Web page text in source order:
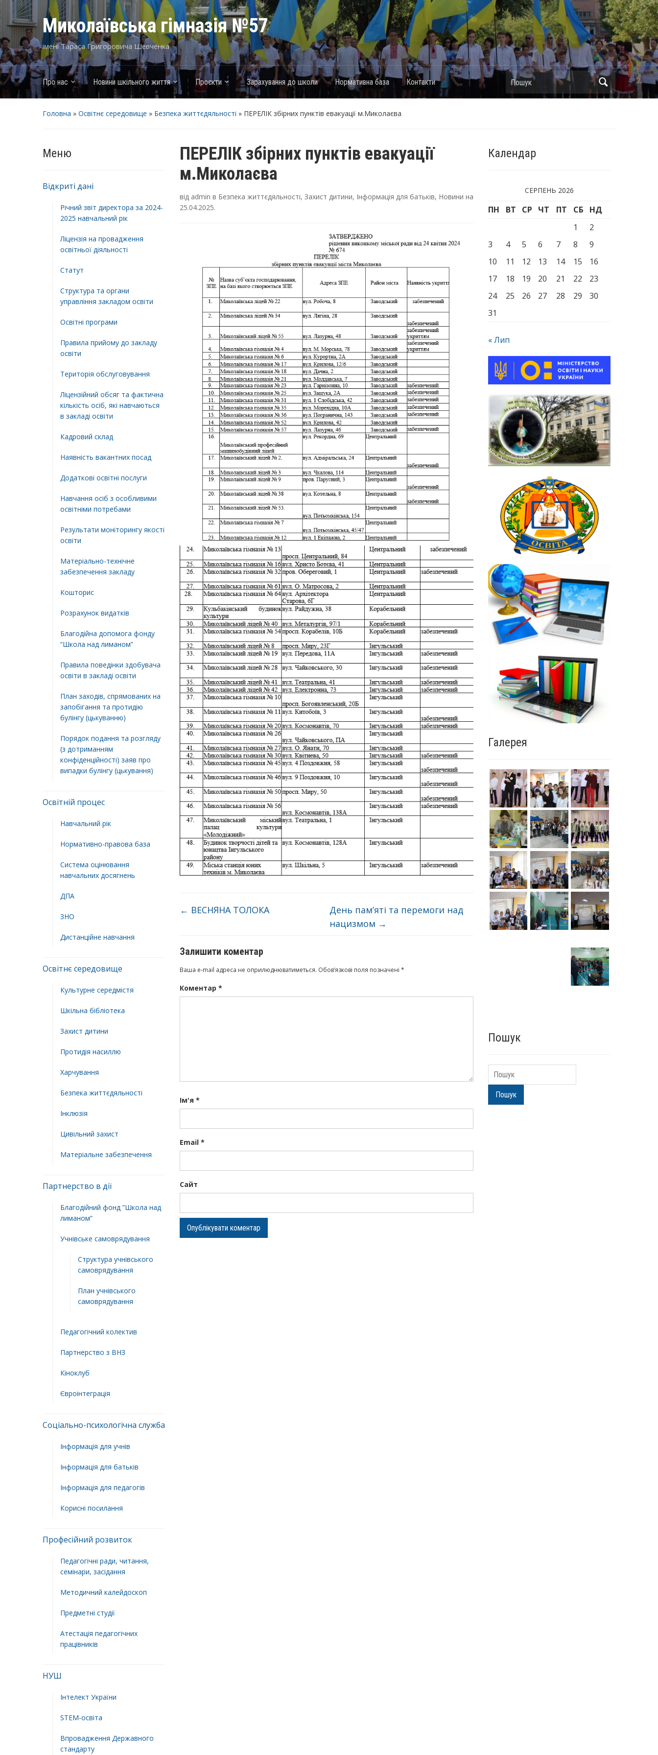
Миколаївська гімназія №57
імені Тараса Григоровича Шевченка
Про нас Новини шкільного життя Проєкти Зарахування до школи Нормативна база Контакти Пошук
Головна » Освітнє середовище » Безпека життєдяльності » ПЕРЕЛІК збірних пунктів евакуації м.Миколаєва
Меню
Відкриті дані
Річний звіт директора за 2024-
2025 навчальний рік
Ліцензія на провадження
освітньої діяльності
Статут
Структура та органи
управління закладом освіти
Освiтнi програми
Правила прийому до закладу
освіти
Територiя обслуговування
Ліцензійний обсяг та фактична
кількість осіб, які навчаються
в закладі освіти
Кадровий склад
Наявність вакантних посад
Додатковi освiтнi послуги
Навчання осіб з особливими
освітніми потребами
Результати моніторингу якості
освіти
Матеріально-технічне
забезпечення закладу
Кошторис
Розрахунок видатків
Благодійна допомога фонду
“Школа над лиманом”
Правила поведінки здобувача
освіти в закладі освіти
План заходів, спрямованих на
запобігання та протидію
булінгу (цькуванню)
Порядок подання та розгляду
(з дотриманням
конфіденційності) заяв про
випадки булінгу (цькування)
Освітній процес
Навчальний рік
Нормативно-правова база
Система оцінювання
навчальних досягнень
ДПА
ЗНО
Дистанційне навчання
Освітнє середовище
Культурне середмістя
Шкільна бібліотека
Захист дитини
Протидія насиллю
Харчування
Безпека життєдяльності
Інклюзія
Цивільний захист
Матеріальне забезпечення
Партнерство в дії
Благодійний фонд ”Школа над
лиманом”
Учнівське самоврядування
Структура учнiвського
самоврядування
План учнiвського
самоврядування
Педагогічний колектив
Партнерство з ВНЗ
Кіноклуб
Євроінтеграція
Соціально-психологічна служба
Інформація для учнів
Інформація для батьків
Інформація для педагогів
Корисні посилання
Професійний розвиток
Педагогічні ради, читання,
семінари, засідання
Методичний калейдоскоп
Предметні студії
Атестація педагогічних
працівників
НУШ
Інтелект України
STEM-освіта
Впровадження Державного
стандарту
ПЕРЕЛІК збірних пунктів евакуації
м.Миколаєва
від admin в Безпека життєдяльності, Захист дитини, Інформація для батьків, Новини на
25.04.2025.
← ВЕСНЯНА ТОЛОКА
День пам’яті та перемоги над
нацизмом →
Залишити коментар
Ваша e-mail адреса не оприлюднюватиметься. Обов’язкові поля позначені *
Коментар *
Ім'я *
Email *
Сайт
Календар
СЕРПЕНЬ 2026
ПН ВТ СР ЧТ ПТ СБ
НД
1
2
3
4 5 6 7 8
9
10
11 12 13 14 15
16
17
18 19 20 21 22
23
24
25 26 27 28 29
30
31
« Лип
Галерея
Пошук
Пошук
Пошук